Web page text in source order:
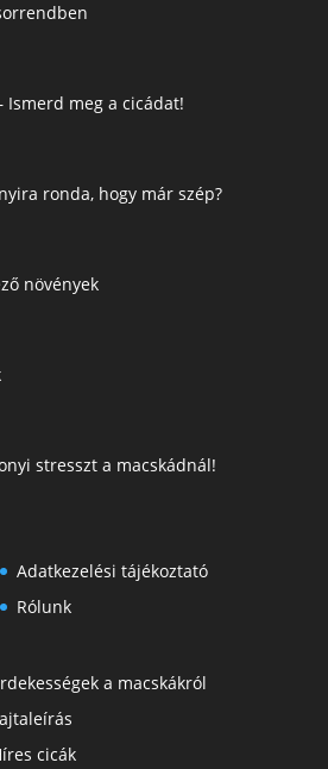
Ismerd meg a cicádat!
ronda, hogy már szép?
növények
stresszt a macskádnál!
Adatkezelési tájékoztató
Rólunk
a macskákról
cicák